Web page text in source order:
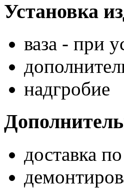
Установка
ваза - при
надгробие
доставка